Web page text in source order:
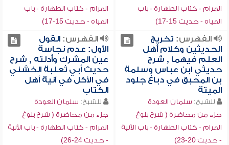
المرام - كتاب الطهارة - باب
المياه - حديث 15-17)
المرام - كتاب الطهارة - باب
المياه - حديث 15-17)
الفهرس: تخريج
الحديثين وكلام أهل
العلم فيهما , شرح
حديثي ابن عباس وسلمة
بن المحبق في دباغ جلود
الميتة
للشيخ: سلمان العودة
جزء من محاضرة ( شرح بلوغ
المرام - كتاب الطهارة - باب الآنية
- حديث 20-23)
الفهرس:القول
الأول: عدم نجاسة
عين المشرك وأدلته , شرح
حديث أبي ثعلبة الخشني
في الأكل في آنية أهل
الكتاب
للشيخ: سلمان العودة
جزء من محاضرة ( شرح بلوغ
المرام - كتاب الطهارة - باب الآنية
- حديث 24-26)